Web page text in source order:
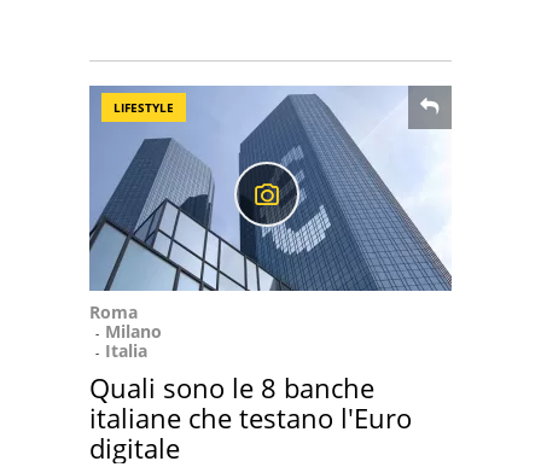
LIFESTYLE
Roma
Milano
Italia
Quali sono le 8 banche
italiane che testano l'Euro
digitale